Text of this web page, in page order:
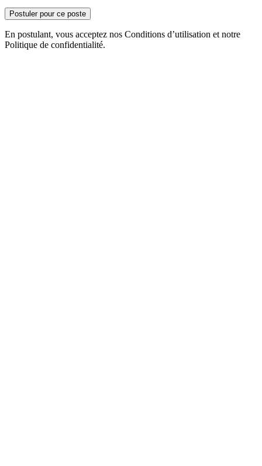
Postuler pour ce poste
En postulant, vous acceptez nos Conditions d’utilisation et notre
Politique de confidentialité.